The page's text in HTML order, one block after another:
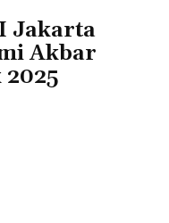
Jakarta
Akbar
2025